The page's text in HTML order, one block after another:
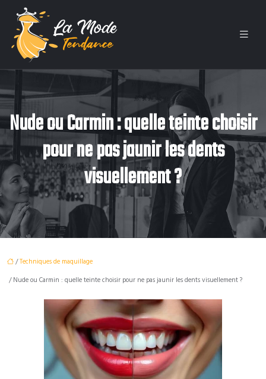
Nude ou Carmin : quelle teinte choisir
pour ne pas jaunir les dents
visuellement ?
/Techniques de maquillage
/ Nude ou Carmin : quelle teinte choisir pour ne pas jaunir les dents visuellement ?